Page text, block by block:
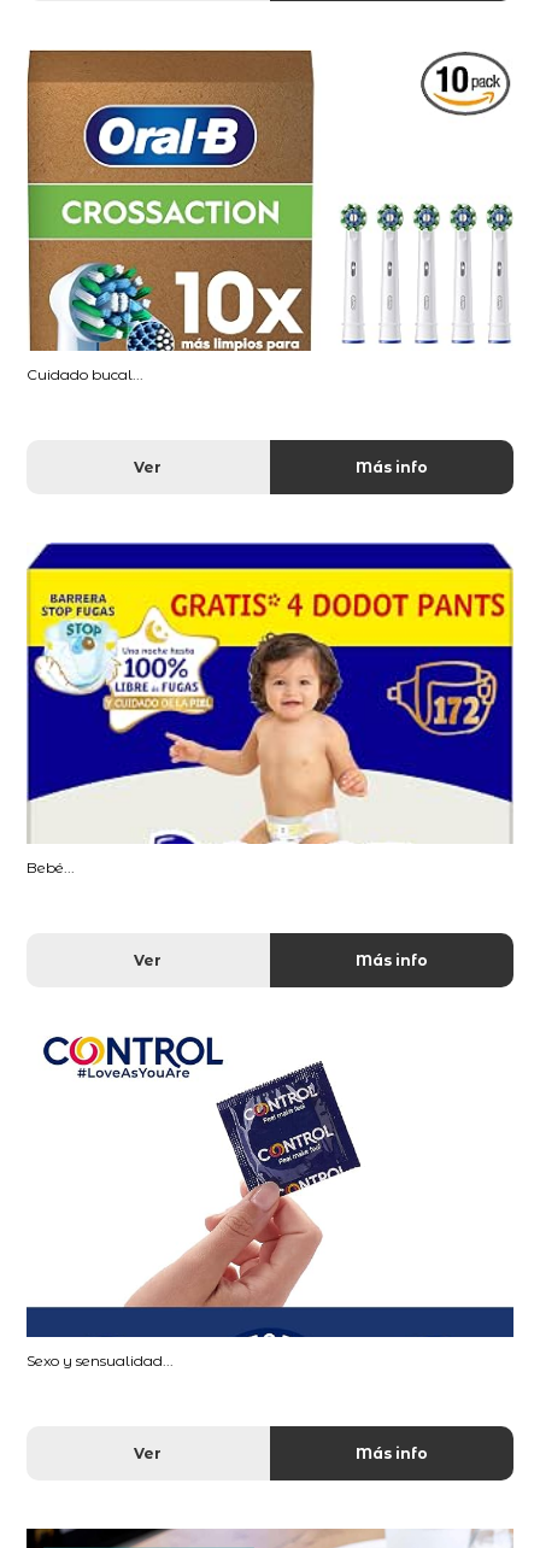
Cuidado bucal...
Ver Más info
Bebé...
Ver Más info
Sexo y sensualidad...
Ver Más info